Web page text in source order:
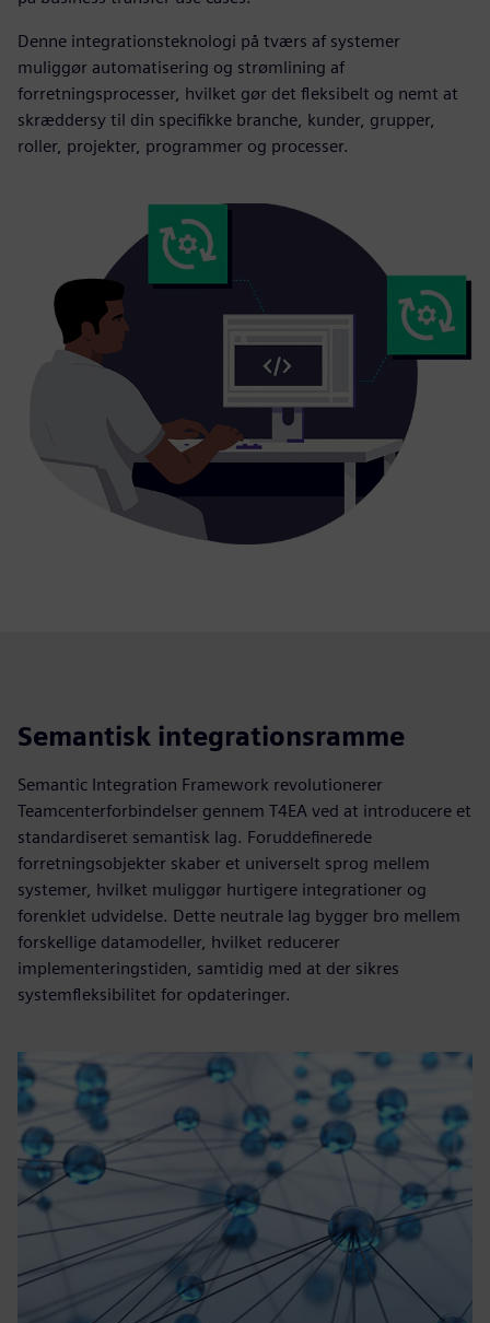
Denne integrationsteknologi på tværs af systemer
muliggør automatisering og strømlining af
forretningsprocesser, hvilket gør det fleksibelt og nemt at
skræddersy til din specifikke branche, kunder, grupper,
roller, projekter, programmer og processer.
Semantisk integrationsramme
Semantic Integration Framework revolutionerer
Teamcenterforbindelser gennem T4EA ved at introducere et
standardiseret semantisk lag. Foruddefinerede
forretningsobjekter skaber et universelt sprog mellem
systemer, hvilket muliggør hurtigere integrationer og
forenklet udvidelse. Dette neutrale lag bygger bro mellem
forskellige datamodeller, hvilket reducerer
implementeringstiden, samtidig med at der sikres
systemfleksibilitet for opdateringer.